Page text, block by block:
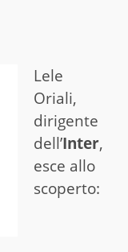
Lele
Oriali,
dirigente
dell’Inter,
esce allo
scoperto: